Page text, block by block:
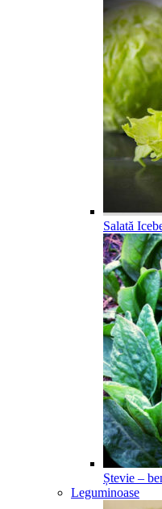
Salată
Ștevie –
Leguminoase